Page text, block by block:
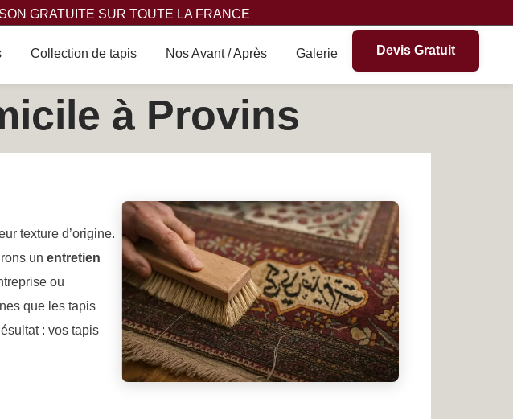
GRATUITE SUR TOUTE LA FRANCE
Collection de tapis Nos Avant / Après Galerie Devis Gratuit
à Provins
texture d’origine.
un entretien
ou
que les tapis
: vos tapis